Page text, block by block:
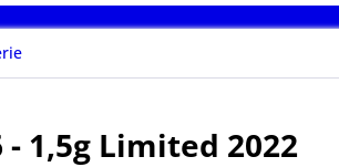
- 1,5g Limited 2022